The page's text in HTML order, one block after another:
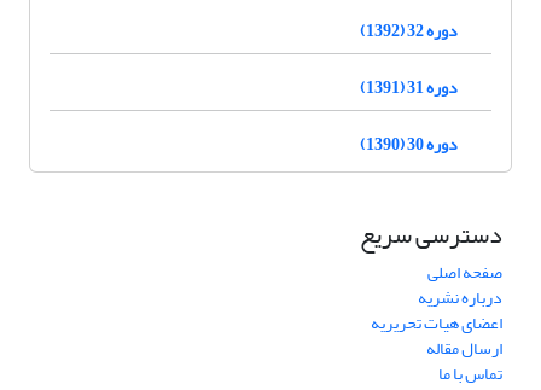
دوره 32 (1392)
دوره 31 (1391)
دوره 30 (1390)
دسترسی سریع
صفحه اصلی
درباره نشریه
اعضای هیات تحریریه
ارسال مقاله
تماس با ما